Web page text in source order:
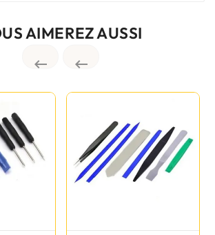
AIMEREZ AUSSI
 